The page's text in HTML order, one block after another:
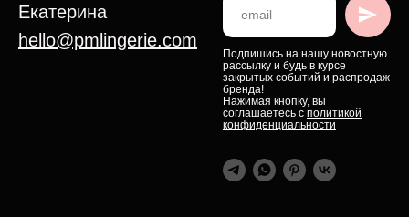
Екатерина
hello@pmlingerie.com
Подпишись на нашу новостную
рассылку и будь в курсе
закрытых событий и распродаж
бренда!
Нажимая кнопку, вы
соглашаетесь с политикой
конфиденциальности